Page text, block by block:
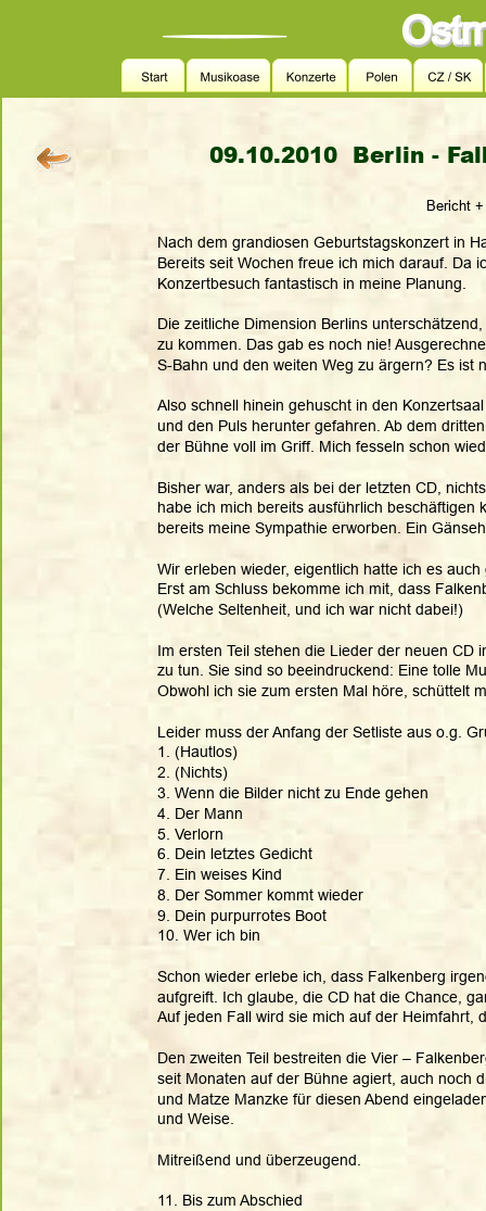
09.10.2010  Berlin -
Bericht
Nach dem grandiosen Geburtstagskonzert in
Bereits seit Wochen freue ich mich darauf. Da
Konzertbesuch fantastisch in meine Planung.
Die zeitliche Dimension Berlins
zu kommen. Das gab es noch nie!
S-Bahn und den weiten Weg zu ärgern? Es ist
Also schnell hinein gehuscht in den
und den Puls herunter gefahren. Ab dem
der Bühne voll im Griff. Mich fesseln schon
Bisher war, anders als bei der letzten CD,
habe ich mich bereits ausführlich beschäftigen
bereits meine Sympathie erworben. Ein
Wir erleben wieder, eigentlich hatte ich es
Erst am Schluss bekomme ich mit, dass
(Welche Seltenheit, und ich war nicht dabei!)
Im ersten Teil stehen die Lieder der neuen
zu tun. Sie sind so beeindruckend: Eine tolle
Obwohl ich sie zum ersten Mal höre, schüttelt
Leider muss der Anfang der Setliste aus o.g.
1. (Hautlos)
2. (Nichts)
3. Wenn die Bilder nicht zu Ende gehen
4. Der Mann
5. Verlorn
6. Dein letztes Gedicht
7. Ein weises Kind
8. Der Sommer kommt wieder
9. Dein purpurrotes Boot
10. Wer ich bin
Schon wieder erlebe ich, dass Falkenberg
aufgreift. Ich glaube, die CD hat die Chance,
Auf jeden Fall wird sie mich auf der Heimfahrt,
Den zweiten Teil bestreiten die Vier –
seit Monaten auf der Bühne agiert, auch noch
und Matze Manzke für diesen Abend
und Weise.
Mitreißend und überzeugend.
11. Bis zum Abschied